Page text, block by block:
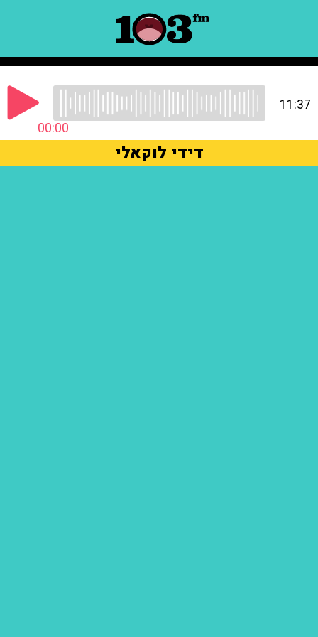
00:00
11:37
דידי לוקאלי